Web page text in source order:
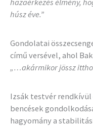
húsz éve.”
Gondolatai
című versével, ahol
„…akármikor jössz
Izsák testvér
bencések
hagyomány a